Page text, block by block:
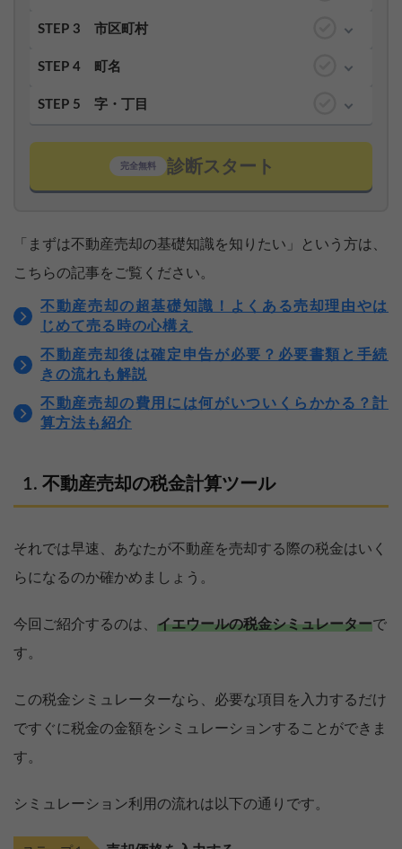
STEP 3 市区町村
STEP 4 町名
STEP 5 字・丁目
完全無料 診断スタート
「まずは不動産売却の基礎知識を知りたい」という方は、
こちらの記事をご覧ください。
不動産売却の超基礎知識！よくある売却理由やは
じめて売る時の心構え
不動産売却後は確定申告が必要？必要書類と手続
きの流れも解説
不動産売却の費用には何がいついくらかかる？計
算方法も紹介
不動産売却の税金計算ツール
それでは早速、あなたが不動産を売却する際の税金はいく
らになるのか確かめましょう。
今回ご紹介するのは、 イエウールの税金シミュレーターで
す。
この税金シミュレーターなら、必要な項目を入力するだけ
ですぐに税金の金額をシミュレーションすることができま
す。
シミュレーション利用の流れは以下の通りです。